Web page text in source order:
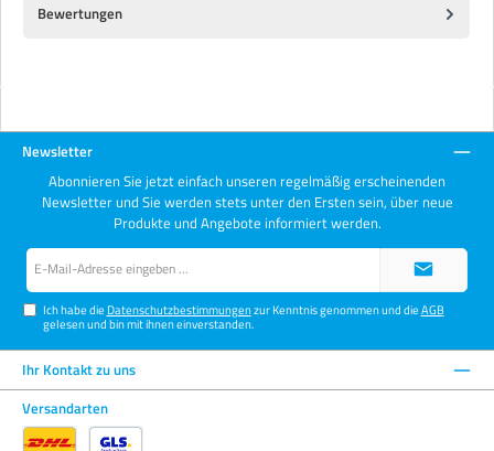
Bewertungen
Newsletter
Abonnieren Sie jetzt einfach unseren regelmäßig erscheinenden
Newsletter und Sie werden stets unter den Ersten sein, über neue
Produkte und Angebote informiert werden.
Ich habe die Datenschutzbestimmungenzur Kenntnis genommen und dieAGB
gelesen und bin mit ihnen einverstanden.
Ihr Kontakt zu uns
Versandarten